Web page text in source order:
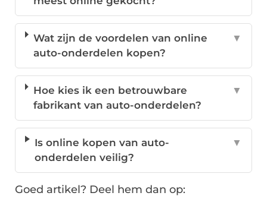
Wat zijn de voordelen van online
auto-onderdelen kopen?
▼
Hoe kies ik een betrouwbare
fabrikant van auto-onderdelen?
▼
Is online kopen van auto-
onderdelen veilig?
▼
Goed artikel? Deel hem dan op: